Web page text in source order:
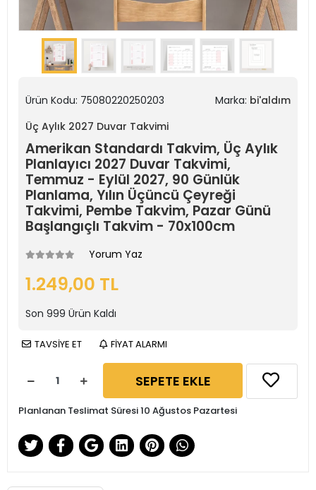
Ürün Kodu: 75080220250203 Marka: bi'aldım
Üç Aylık 2027 Duvar Takvimi
Amerikan Standardı Takvim, Üç Aylık
Planlayıcı 2027 Duvar Takvimi,
Temmuz - Eylül 2027, 90 Günlük
Planlama, Yılın Üçüncü Çeyreği
Takvimi, Pembe Takvim, Pazar Günü
Başlangıçlı Takvim - 70x100cm
Yorum Yaz
1.249,00 TL
Son 999 Ürün Kaldı
TAVSİYE ET FİYAT ALARMI
SEPETE EKLE
Planlanan Teslimat Süresi 10 Ağustos Pazartesi